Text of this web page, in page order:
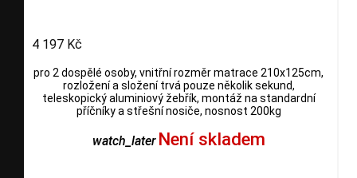
4 197 Kč
pro 2 dospělé osoby, vnitřní rozměr matrace 210x125cm,
rozložení a složení trvá pouze několik sekund,
teleskopický aluminiový žebřík, montáž na standardní
příčníky a střešní nosiče, nosnost 200kg
watch_later Není skladem